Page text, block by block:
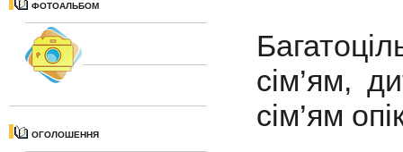
ФОТОАЛЬБОМ
ОГОЛОШЕННЯ
сім’ям,
сім’ям